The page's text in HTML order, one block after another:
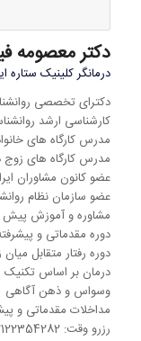
دکتر معصومه
درمانگر کلینیک ستاره
دکترای تخصصی
کارشناسی ارشد
مدرس کارگاه های
مدرس کارگاه های زوج
عضو کانون مشاوران
عضو سازمان نظام
مشاوره و آموزش پیش
دوره مقدماتی و
دوره رفتار متقابل
وسواس و ذهن آگاهی
مداخلات مقدماتی و
رزرو وقت: 02122354282